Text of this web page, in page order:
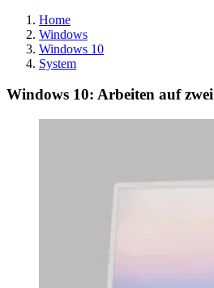
Home
Windows
Windows 10
System
Windows 10: Arbeiten auf